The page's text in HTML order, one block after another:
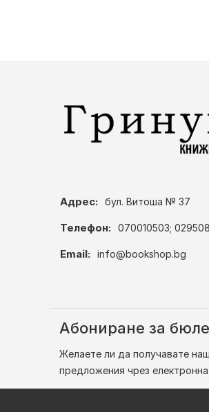
Адрес: бул. Витоша № 37
Телефон: 070010503;
Email: info@bookshop.bg
Абониране за
Желаете ли да получавате
предложения чрез